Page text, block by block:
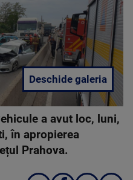
Deschide galeria
a avut loc, luni,
în apropierea
Prahova.